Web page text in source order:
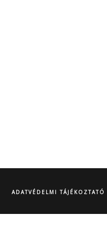
ADATVÉDELMI TÁJÉKOZTATÓ